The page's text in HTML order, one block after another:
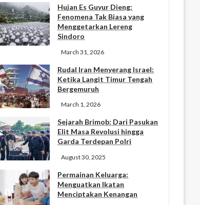
Hujan Es Guyur Dieng:
Fenomena Tak Biasa yang
Menggetarkan Lereng
Sindoro
March 31, 2026
Rudal Iran Menyerang Israel:
Ketika Langit Timur Tengah
Bergemuruh
March 1, 2026
Sejarah Brimob: Dari Pasukan
Elit Masa Revolusi hingga
Garda Terdepan Polri
August 30, 2025
Permainan Keluarga:
Menguatkan Ikatan
Menciptakan Kenangan